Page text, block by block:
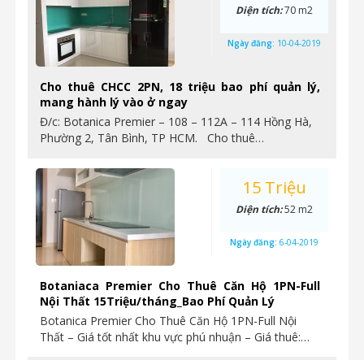
Cho thuê CHCC 2PN, 18 triệu bao phí quản lý,
mang hành lý vào ở ngay
Đ/c: Botanica Premier – 108 – 112A – 114 Hồng Hà,
Phường 2, Tân Bình, TP HCM. Cho thuê…
Diện tích:70 m2
Ngày đăng: 10-04-2019
Botaniaca Premier Cho Thuê Căn Hộ 1PN-Full
Nội Thất 15Triệu/tháng_Bao Phí Quản Lý
Botanica Premier Cho Thuê Căn Hộ 1PN-Full Nội
Thất – Giá tốt nhất khu vực phú nhuận – Giá thuê:…
15 Triệu
Diện tích:52 m2
Ngày đăng: 6-04-2019